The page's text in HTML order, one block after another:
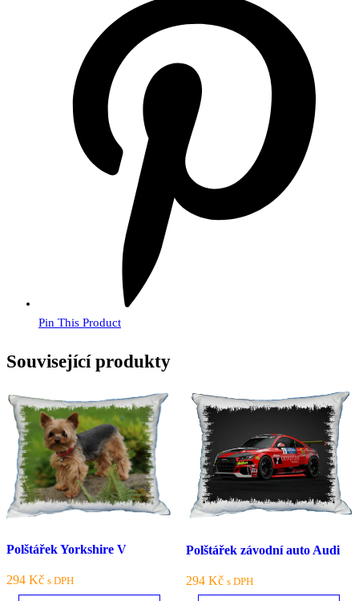
Pin This Product
Související produkty
Polštářek Yorkshire V
294 Kč s DPH
Polštářek závodní auto Audi
294 Kč s DPH